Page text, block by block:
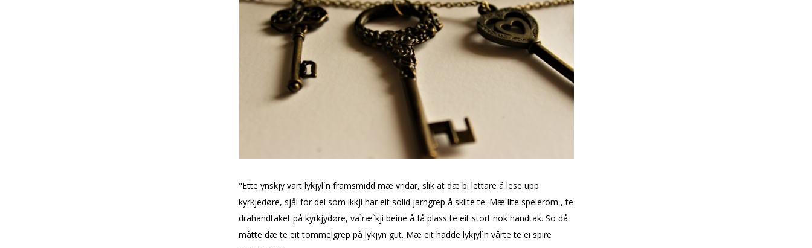
"Ette ynskjy vart lykjyl`n framsmidd mæ vridar, slik at dæ bi lettare å lese upp
kyrkjedøre, sjål for dei som ikkji har eit solid jarngrep å skilte te. Mæ lite spelerom , te
drahandtaket på kyrkjydøre, va`ræ`kji beine å få plass te eit stort nok handtak. So då
måtte dæ te eit tommelgrep på lykjyn gut. Mæ eit hadde lykjyl`n vårte te ei spire